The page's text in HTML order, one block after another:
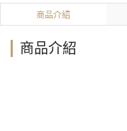
商品介紹
商品介紹